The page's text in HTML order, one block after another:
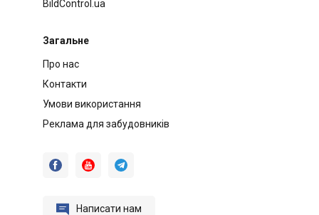
BildControl.ua
Загальне
Про нас
Контакти
Умови використання
Реклама для забудовників
  
 Написати нам